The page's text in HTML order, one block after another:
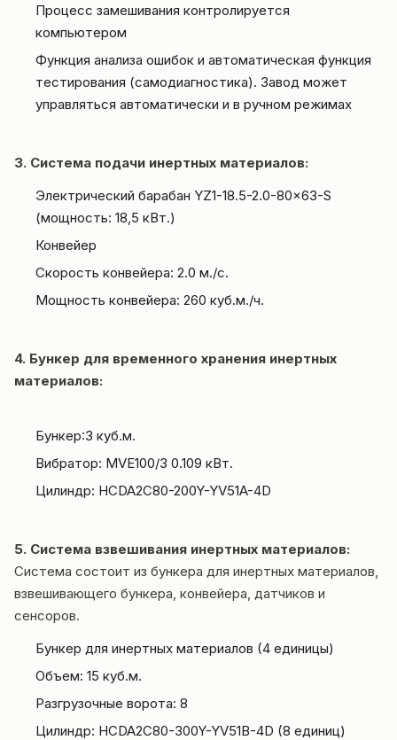
Процесс замешивания контролируется
компьютером
Функция анализа ошибок и автоматическая функция
тестирования (самодиагностика). Завод может
управляться автоматически и в ручном режимах
3. Система подачи инертных материалов:
Электрический барабан YZ1-18.5-2.0-80×63-S
(мощность: 18,5 кВт.)
Конвейер
Скорость конвейера: 2.0 м./с.
Мощность конвейера: 260 куб.м./ч.
4. Бункер для временного хранения инертных
материалов:
Бункер:3 куб.м.
Вибратор: MVE100/3 0.109 кВт.
Цилиндр: HCDA2C80-200Y-YV51A-4D
5. Система взвешивания инертных материалов:
Система состоит из бункера для инертных материалов,
взвешивающего бункера, конвейера, датчиков и
сенсоров.
Бункер для инертных материалов (4 единицы)
Объем: 15 куб.м.
Разгрузочные ворота: 8
Цилиндр: HCDA2C80-300Y-YV51B-4D (8 единиц)